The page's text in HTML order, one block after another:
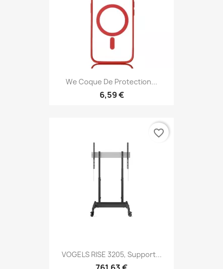
We Coque De Protection...
6,59 €
VOGELS RISE 3205, Support...
favorite_border